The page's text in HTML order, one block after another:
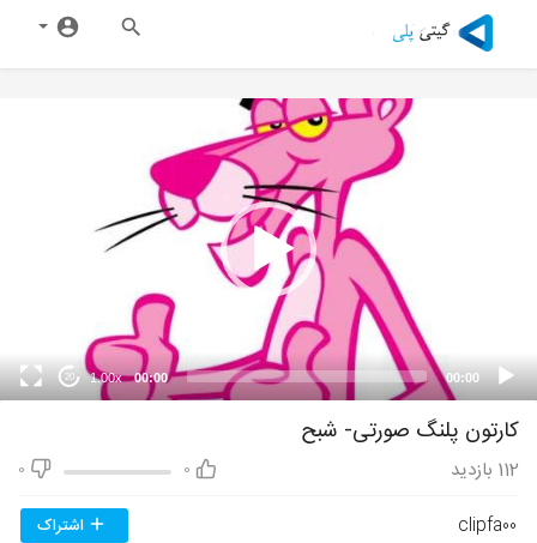
00:00
00:00
1.00x
20
کارتون پلنگ صورتی- شبح
0
0 112 بازدید
clipfa00 اشتراک